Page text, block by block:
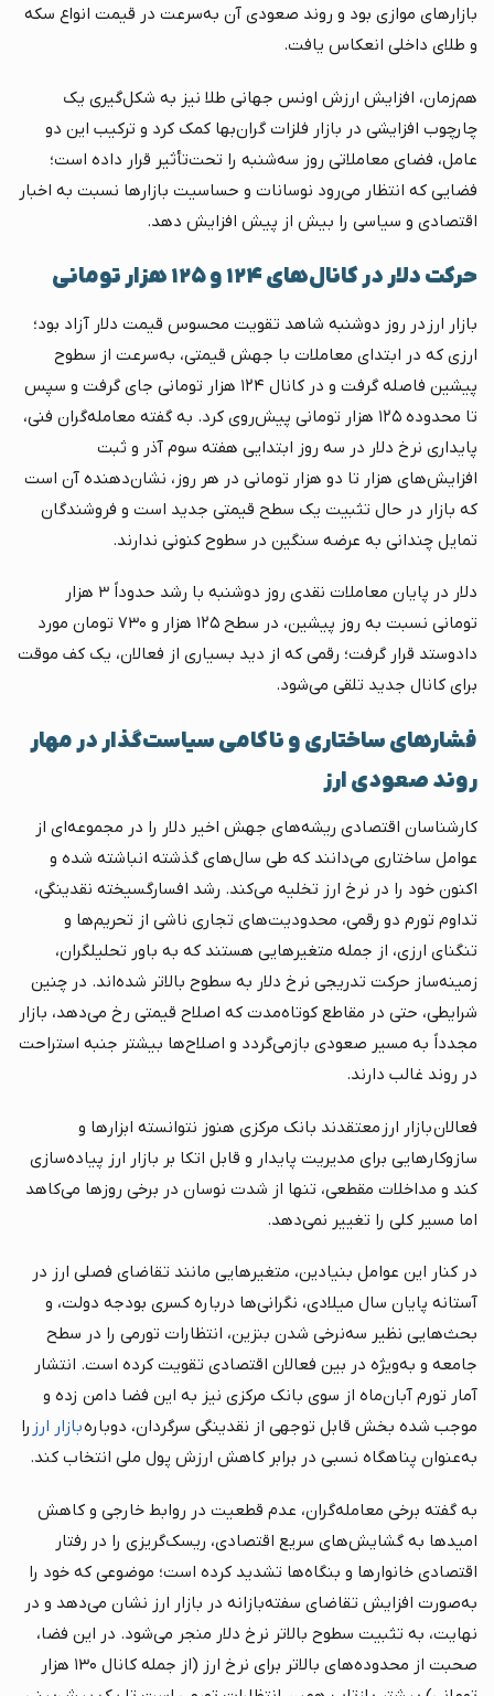
بازارهای موازی بود و روند صعودی آن به‌سرعت در قیمت انواع سکه
و طلای داخلی انعکاس یافت.
هم‌زمان، افزایش ارزش اونس جهانی طلا نیز به شکل‌گیری یک
چارچوب افزایشی در بازار فلزات گران‌بها کمک کرد و ترکیب این دو
عامل، فضای معاملاتی روز سه‌شنبه را تحت‌تأثیر قرار داده است؛
فضایی که انتظار می‌رود نوسانات و حساسیت بازارها نسبت به اخبار
اقتصادی و سیاسی را بیش از پیش افزایش دهد.
حرکت دلار در کانال‌های ۱۲۴ و ۱۲۵ هزار تومانی
بازار ارز در روز دوشنبه شاهد تقویت محسوس قیمت دلار آزاد بود؛
ارزی که در ابتدای معاملات با جهش قیمتی، به‌سرعت از سطوح
پیشین فاصله گرفت و در کانال ۱۲۴ هزار تومانی جای گرفت و سپس
تا محدوده ۱۲۵ هزار تومانی پیش‌روی کرد. به گفته معامله‌گران فنی،
پایداری نرخ دلار در سه روز ابتدایی هفته سوم آذر و ثبت
افزایش‌های هزار تا دو هزار تومانی در هر روز، نشان‌دهنده آن است
که بازار در حال تثبیت یک سطح قیمتی جدید است و فروشندگان
تمایل چندانی به عرضه سنگین در سطوح کنونی ندارند.
دلار در پایان معاملات نقدی روز دوشنبه با رشد حدوداً ۳ هزار
تومانی نسبت به روز پیشین، در سطح ۱۲۵ هزار و ۷۳۰ تومان مورد
دادوستد قرار گرفت؛ رقمی که از دید بسیاری از فعالان، یک کف موقت
برای کانال جدید تلقی می‌شود.
فشارهای ساختاری و ناکامی سیاست‌گذار در مهار
روند صعودی ارز
کارشناسان اقتصادی ریشه‌های جهش اخیر دلار را در مجموعه‌ای از
عوامل ساختاری می‌دانند که طی سال‌های گذشته انباشته شده و
اکنون خود را در نرخ ارز تخلیه می‌کند. رشد افسارگسیخته نقدینگی،
تداوم تورم دو رقمی، محدودیت‌های تجاری ناشی از تحریم‌ها و
تنگنای ارزی، از جمله متغیرهایی هستند که به باور تحلیلگران،
زمینه‌ساز حرکت تدریجی نرخ دلار به سطوح بالاتر شده‌اند. در چنین
شرایطی، حتی در مقاطع کوتاه‌مدت که اصلاح قیمتی رخ می‌دهد، بازار
مجدداً به مسیر صعودی بازمی‌گردد و اصلاح‌ها بیشتر جنبه استراحت
در روند غالب دارند.
فعالان بازار ارز معتقدند بانک مرکزی هنوز نتوانسته ابزارها و
سازوکارهایی برای مدیریت پایدار و قابل اتکا بر بازار ارز پیاده‌سازی
کند و مداخلات مقطعی، تنها از شدت نوسان در برخی روزها می‌کاهد
اما مسیر کلی را تغییر نمی‌دهد.
در کنار این عوامل بنیادین، متغیرهایی مانند تقاضای فصلی ارز در
آستانه پایان سال میلادی، نگرانی‌ها درباره کسری بودجه دولت، و
بحث‌هایی نظیر سه‌نرخی شدن بنزین، انتظارات تورمی را در سطح
جامعه و به‌ویژه در بین فعالان اقتصادی تقویت کرده است. انتشار
آمار تورم آبان‌ماه از سوی بانک مرکزی نیز به این فضا دامن زده و
موجب شده بخش قابل توجهی از نقدینگی سرگردان، دوبارهبازار ارز را
به‌عنوان پناهگاه نسبی در برابر کاهش ارزش پول ملی انتخاب کند.
به گفته برخی معامله‌گران، عدم قطعیت در روابط خارجی و کاهش
امیدها به گشایش‌های سریع اقتصادی، ریسک‌گریزی را در رفتار
اقتصادی خانوارها و بنگاه‌ها تشدید کرده است؛ موضوعی که خود را
به‌صورت افزایش تقاضای سفته‌بازانه در بازار ارز نشان می‌دهد و در
نهایت، به تثبیت سطوح بالاتر نرخ دلار منجر می‌شود. در این فضا،
صحبت از محدوده‌های بالاتر برای نرخ ارز (از جمله کانال ۱۳۰ هزار